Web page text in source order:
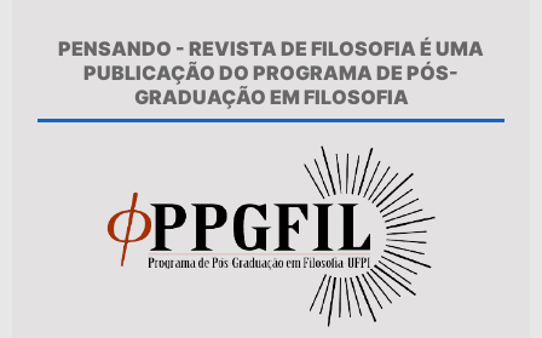
PENSANDO - REVISTA DE FILOSOFIA É UMA
PUBLICAÇÃO DO PROGRAMA DE PÓS-
GRADUAÇÃO EM FILOSOFIA